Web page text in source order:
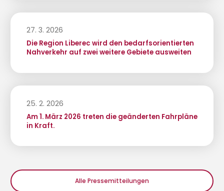
27. 3. 2026
Die Region Liberec wird den bedarfsorientierten
Nahverkehr auf zwei weitere Gebiete ausweiten
25. 2. 2026
Am 1. März 2026 treten die geänderten Fahrpläne
in Kraft.
Alle Pressemitteilungen